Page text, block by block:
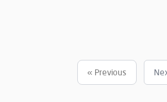
« Previous